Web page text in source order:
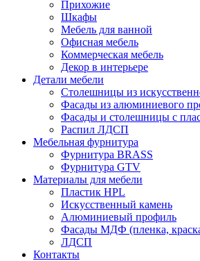
Прихожие
Шкафы
Мебель для ванной
Офисная мебель
Коммерческая мебель
Декор в интерьере
Детали мебели
Столешницы из
Фасады из алюминиевого
Фасады и столешницы с
Распил ЛДСП
Мебельная фурнитура
Фурнитура BRASS
Фурнитура GTV
Материалы для мебели
Пластик HPL
Искусственный камень
Алюминиевый профиль
Фасады МДФ (пленка,
ЛДСП
Контакты